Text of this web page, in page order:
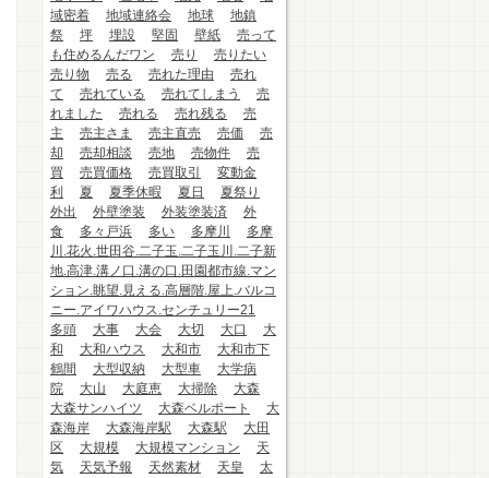
域密着
地域連絡会 地球
地鎮
祭
坪 埋設 堅固 壁紙
売って
も住めるんだワン
売り
売りたい
売り物
売る 売れた理由
売れ
て
売れている 売れてしまう
売
れました
売れる 売れ残る
売
主
売主さま 売主直売 売価
売
却
売却相談 売地 売物件
売
買
売買価格 売買取引
変動金
利
夏 夏季休暇 夏日
夏祭り
外出
外壁塗装 外装塗装済
外
食
多々戸浜 多い 多摩川
多摩
川.花火.世田谷.二子玉.二子玉川.二子新
地.高津.溝ノ口.溝の口.田園都市線.マン
ション.眺望.見える.高層階.屋上.バルコ
ニー.アイワハウス.センチュリー21
多頭
大事 大会 大切 大口
大
和
大和ハウス 大和市
大和市下
鶴間
大型収納 大型車
大学病
院
大山 大庭恵 大掃除
大森
大森サンハイツ
大森ベルポート
大
森海岸
大森海岸駅 大森駅
大田
区
大規模 大規模マンション
天
気
天気予報 天然素材 天皇
太